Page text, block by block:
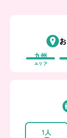
九州
エリア
1人